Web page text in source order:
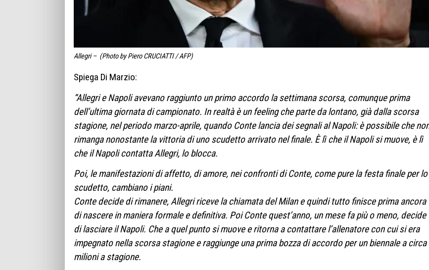
Allegri – (Photo by Piero CRUCIATTI / AFP)
Spiega Di Marzio:
“Allegri e Napoli avevano raggiunto un primo accordo la settimana scorsa, comunque prima
dell’ultima giornata di campionato. In realtà è un feeling che parte da lontano, già dalla scorsa
stagione, nel periodo marzo-aprile, quando Conte lancia dei segnali al Napoli: è possibile che
rimanga nonostante la vittoria di uno scudetto arrivato nel finale. È lì che il Napoli si muove, è lì
che il Napoli contatta Allegri, lo blocca.
Poi, le manifestazioni di affetto, di amore, nei confronti di Conte, come pure la festa finale per lo
scudetto, cambiano i piani.
Conte decide di rimanere, Allegri riceve la chiamata del Milan e quindi tutto finisce prima ancora
di nascere in maniera formale e definitiva. Poi Conte quest’anno, un mese fa più o meno, decide
di lasciare il Napoli. Che a quel punto si muove e ritorna a contattare l’allenatore con cui si era
impegnato nella scorsa stagione e raggiunge una prima bozza di accordo per un biennale a circa
milioni a stagione.